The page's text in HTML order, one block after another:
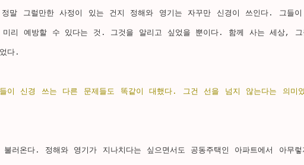
정말 그럴만한 사정이 있는 건지 정해와 영기는 자꾸만 신경이 쓰인다. 그들
리 예방할 수 있다는 것. 그것을 알리고 싶었을 뿐이다. 함께 사는 세상, 그
다.
이 신경 쓰는 다른 문제들도 똑같이 대했다. 그건 선을 넘지 않는다는 의미
불러온다. 정해와 영기가 지나치다는 싶으면서도 공동주택인 아파트에서 아무